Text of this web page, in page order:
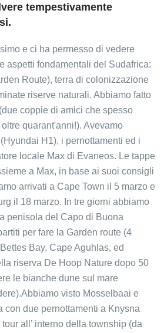
tempestivamente
e ci ha permesso di vedere
aspetti fondamentali del Sudafrica:
Route), terra di colonizzazione
riserve naturali. Abbiamo fatto
coppie di amici che spesso
quarant'anni!). Avevamo
H1), i pernottamenti ed i
locale Max di Evaneos. Le tappe
a Max, in base ai suoi consigli
arrivati a Cape Town il 5 marzo e
il 18 marzo. In tre giorni abbiamo
penisola del Capo di Buona
per fare la Garden route (4
Bay, Cape Aguhlas, ed
riserva De Hoop Nature dopo 50
le bianche dune sul mare
visto Mosselbaai e
con due pernottamenti a Knysna
all’ interno della township (da